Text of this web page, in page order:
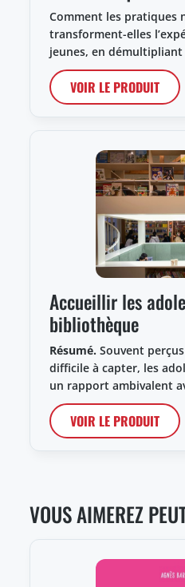
Comment les pratiques
transforment-elles
jeunes, en démultipliant
VOIR LE PRODUIT
Accueillir les
bibliothèque
Résumé. Souvent
difficile à capter, les
un rapport ambivalent
VOIR LE PRODUIT
VOUS AIMEREZ